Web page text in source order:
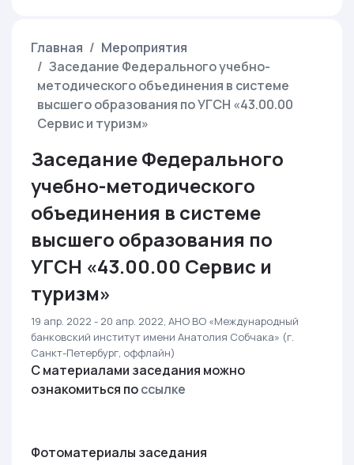
Главная
Мероприятия
Заседание Федерального учебно-
методического объединения в системе
высшего образования по УГСН «43.00.00
Сервис и туризм»
Заседание Федерального
учебно-методического
объединения в системе
высшего образования по
УГСН «43.00.00 Сервис и
туризм»
19 апр. 2022 - 20 апр. 2022, АНО ВО «Международный
банковский институт имени Анатолия Собчака» (г.
Санкт-Петербург, оффлайн)
С материалами заседания можно
ознакомиться поссылке
Фотоматериалы заседания